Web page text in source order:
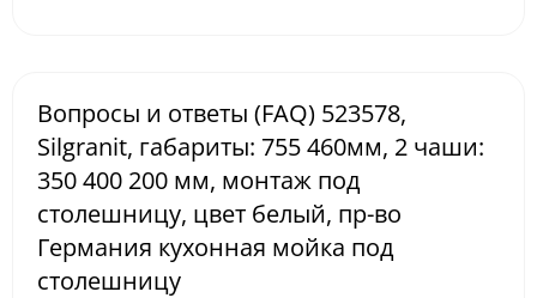
Вопросы и ответы (FAQ) 523578,
Silgranit, габариты: 755 460мм, 2 чаши:
350 400 200 мм, монтаж под
столешницу, цвет белый, пр-во
Германия кухонная мойка под
столешницу